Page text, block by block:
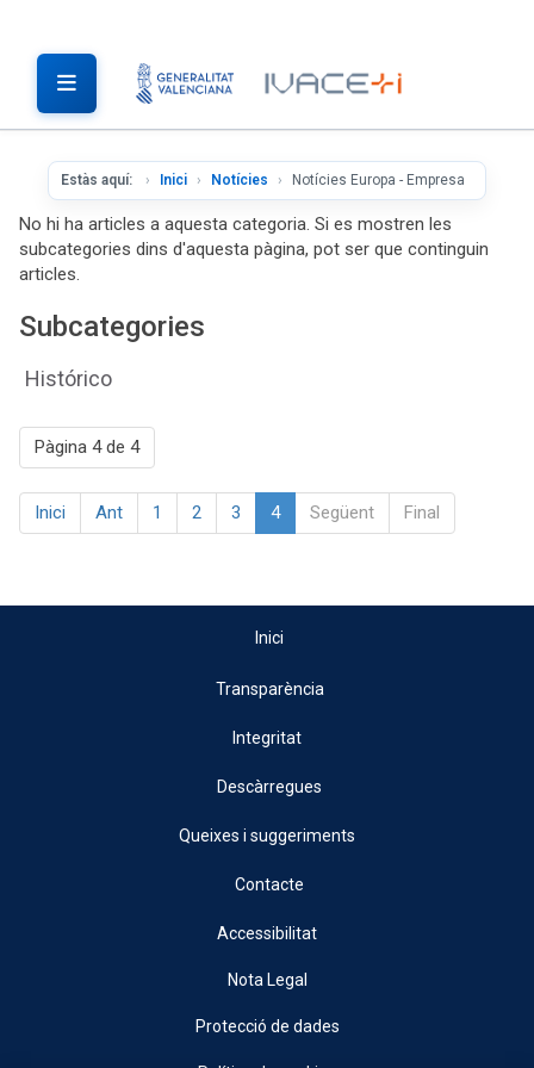
Estàs aquí: Inici Notícies Notícies Europa - Empresa
No hi ha articles a aquesta categoria. Si es mostren les
subcategories dins d'aquesta pàgina, pot ser que continguin
articles.
Subcategories
Histórico
Pàgina 4 de 4
Inici Ant 1 2 3 4 Següent Final
Inici
Transparència
Integritat
Descàrregues
Queixes i suggeriments
Contacte
Accessibilitat
Nota Legal
Protecció de dades